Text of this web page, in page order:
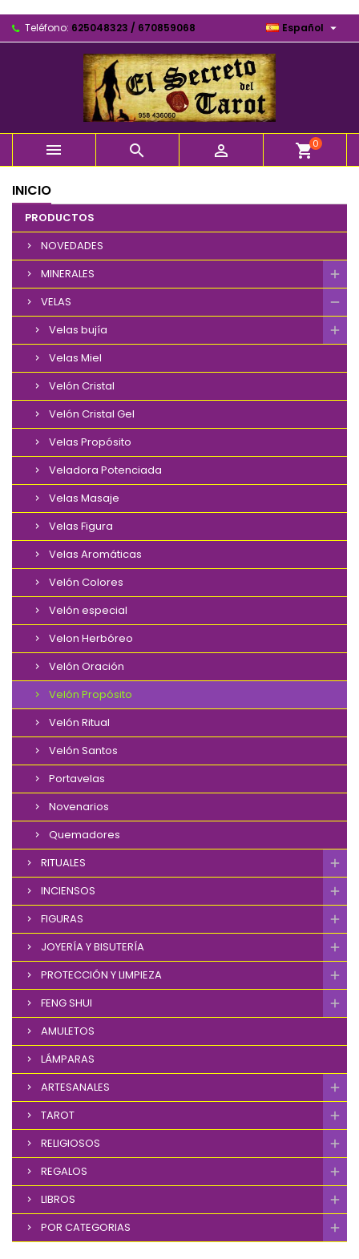
Teléfono: 625048323 / 670859068 Español 
   shopping_cart0
INICIO
PRODUCTOS
NOVEDADES
MINERALES
VELAS
Velas bujía
Velas Miel
Velón Cristal
Velón Cristal Gel
Velas Propósito
Veladora Potenciada
Velas Masaje
Velas Figura
Velas Aromáticas
Velón Colores
Velón especial
Velon Herbóreo
Velón Oración
Velón Propósito
Velón Ritual
Velón Santos
Portavelas
Novenarios
Quemadores
RITUALES
INCIENSOS
FIGURAS
JOYERÍA Y BISUTERÍA
PROTECCIÓN Y LIMPIEZA
FENG SHUI
AMULETOS
LÁMPARAS
ARTESANALES
TAROT
RELIGIOSOS
REGALOS
LIBROS
POR CATEGORIAS